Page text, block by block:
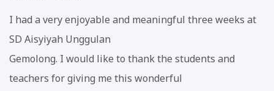
I had a very enjoyable and meaningful three weeks at
SD Aisyiyah Unggulan
Gemolong. I would like to thank the students and
teachers for giving me this wonderful